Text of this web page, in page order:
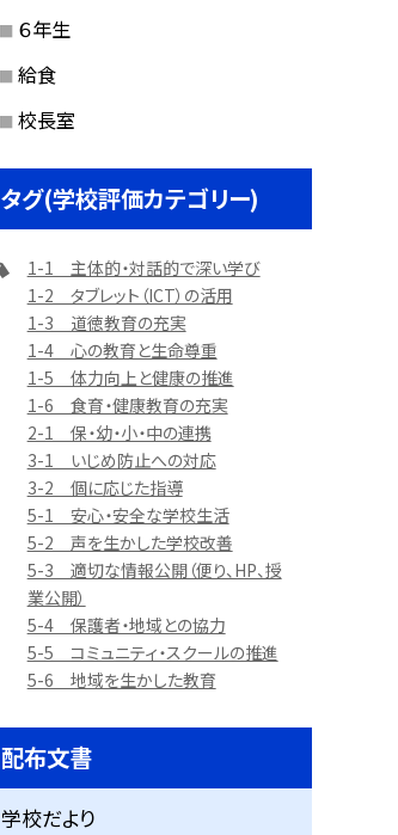
６年生
給食
校長室
タグ(学校評価カテゴリー)
1-1 主体的・対話的で深い学び
1-2 タブレット（ICT）の活用
1-3 道徳教育の充実
1-4 心の教育と生命尊重
1-5 体力向上と健康の推進
1-6 食育・健康教育の充実
2-1 保・幼・小・中の連携
3-1 いじめ防止への対応
3-2 個に応じた指導
5-1 安心・安全な学校生活
5-2 声を生かした学校改善
5-3 適切な情報公開（便り、HP、授
業公開）
5-4 保護者・地域との協力
5-5 コミュニティ・スクールの推進
5-6 地域を生かした教育
配布文書
学校だより